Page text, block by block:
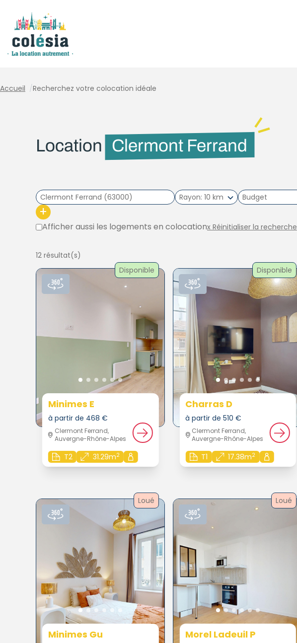
Accueil /Recherchez votre colocation idéale
Location Clermont Ferrand
Rayon 10 km
+
Afficher aussi les logements en colocationx Réinitialiser la recherche
12 résultat(s)
Disponible
Minimes E
à partir de 468 €
Clermont Ferrand,
Auvergne-Rhône-Alpes
T2 31.29m2
Disponible
Charras D
à partir de 510 €
Clermont Ferrand,
Auvergne-Rhône-Alpes
T1 17.38m2
Loué
Minimes Gu
Loué
Morel Ladeuil P